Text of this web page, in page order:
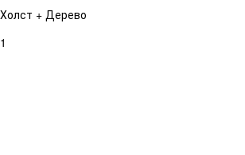
Холст + Дерево
1